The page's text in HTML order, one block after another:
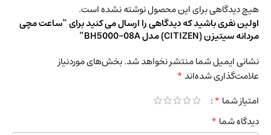
هیچ دیدگاهی برای این محصول نوشته نشده است.
اولین نفری باشید که دیدگاهی را ارسال می کنید برای “ساعت مچی
مردانه سیتیزن (CITIZEN) مدل BH5000-08A”
نشانی ایمیل شما منتشر نخواهد شد.بخش‌های موردنیاز
علامت‌گذاری شده‌اند*
امتیاز شما*
دیدگاه شما*